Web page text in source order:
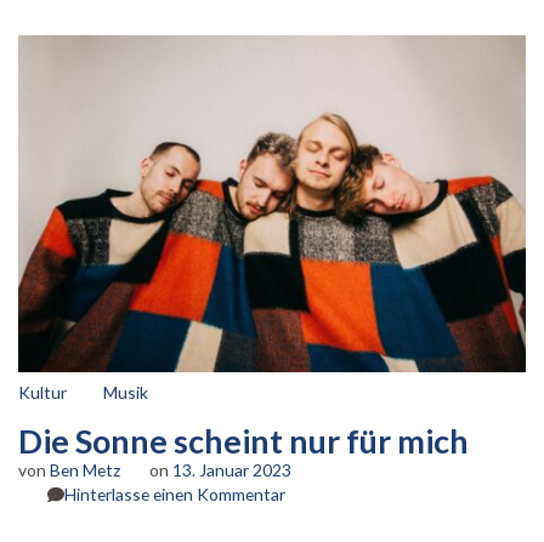
Kultur Musik
Die Sonne scheint nur für mich
von Ben Metz on 13. Januar 2023
Hinterlasse einen Kommentarzu